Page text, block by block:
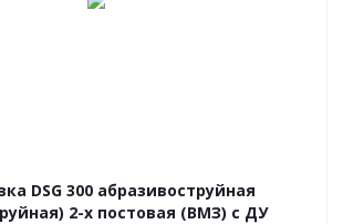
DSG 300 абразивоструйная
2-х постовая (ВМЗ) с ДУ